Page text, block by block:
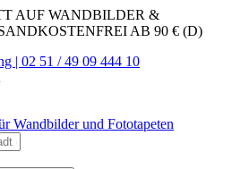
AUF WANDBILDER &
AB 90 € (D)
| 02 51 / 49 09 444 10